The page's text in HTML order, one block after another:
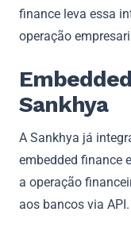
finance leva essa
operação
Sankhya
A Sankhya já
embedded finance
a operação
aos bancos via